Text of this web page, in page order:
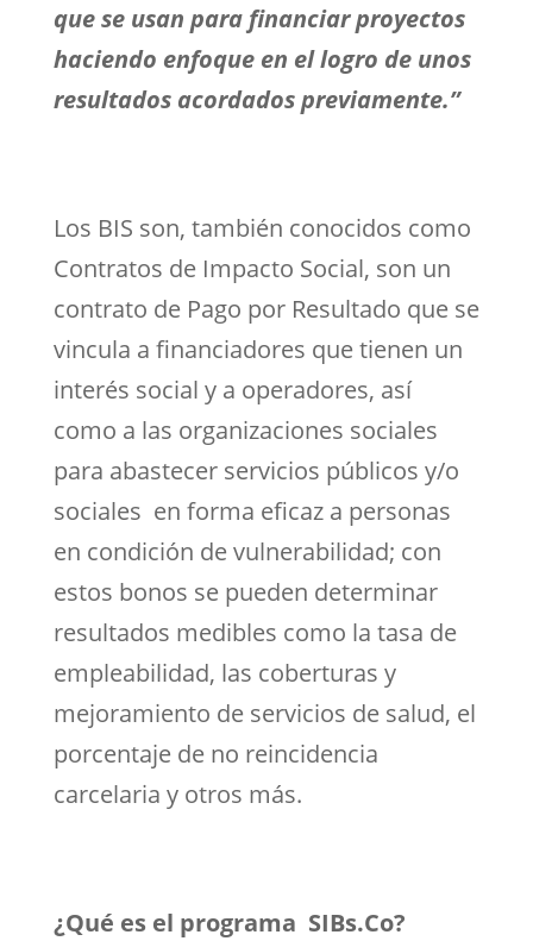
que se usan para financiar proyectos
haciendo enfoque en el logro de unos
resultados acordados previamente.”
Los BIS son, también conocidos como
Contratos de Impacto Social, son un
contrato de Pago por Resultado que se
vincula a financiadores que tienen un
interés social y a operadores, así
como a las organizaciones sociales
para abastecer servicios públicos y/o
sociales en forma eficaz a personas
en condición de vulnerabilidad; con
estos bonos se pueden determinar
resultados medibles como la tasa de
empleabilidad, las coberturas y
mejoramiento de servicios de salud, el
porcentaje de no reincidencia
carcelaria y otros más.
¿Qué es el programa SIBs.Co?